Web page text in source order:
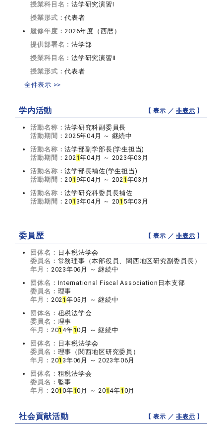
授業科目名：法学研究演習I
授業形式：代表者
履修年度：2026年度（西暦）
提供部署名：法学部
授業科目名：法学研究演習II
授業形式：代表者
全件表示 >>
学内活動 【 表示 ／非表示 】
活動名称：法学研究科副委員長
活動期間：2025年04月 ～ 継続中
活動名称：法学部副学部長(学生担当)
活動期間：2021年04月 ～ 2023年03月
活動名称：法学部長補佐(学生担当)
活動期間：201 9年04月 ～ 2021 年03月
活動名称：法学研究科委員長補佐
活動期間：201 3年04月 ～ 201 5年03月
委員歴 【 表示 ／非表示 】
団体名： 日本税法学会
委員名： 常務理事（本部役員、関西地区研究副委員長）
年月： 2023年06月 ～ 継続中
団体名： International Fiscal Association日本支部
委員名： 理事
年月： 2021 年05月 ～ 継続中
団体名： 租税法学会
委員名： 理事
年月： 2014年10月 ～ 継続中
団体名： 日本税法学会
委員名： 理事（関西地区研究委員）
年月： 201 3年06月 ～ 2023年06月
団体名： 租税法学会
委員名： 監事
年月： 2010年10月 ～ 2014年1 0月
社会貢献活動 【 表示 ／非表示 】